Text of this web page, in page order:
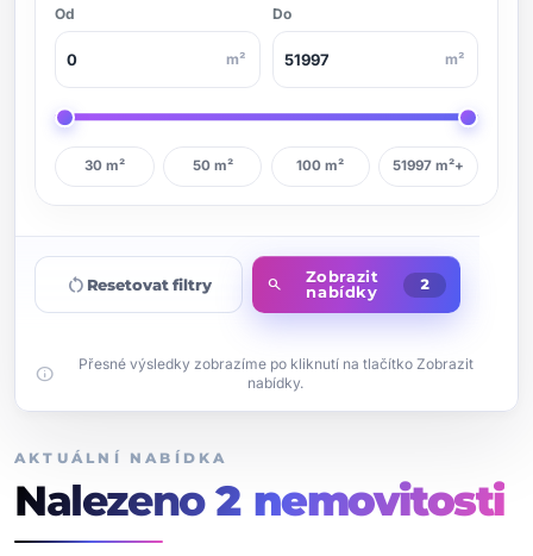
Od
m²
Do
m²
30 m² 50 m² 100 m² 51997 m²+
restart_alt Resetovat filtry search
Zobrazit
nabídky
2
info
Přesné výsledky zobrazíme po kliknutí na tlačítko Zobrazit
nabídky.
AKTUÁLNÍ NABÍDKA
Nalezeno2 nemovitosti